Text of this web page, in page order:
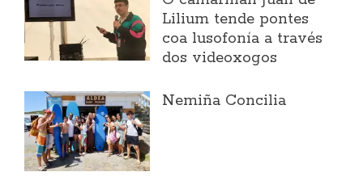
Lilium tende pontes
coa lusofonía a través
dos videoxogos
Nemiña Concilia